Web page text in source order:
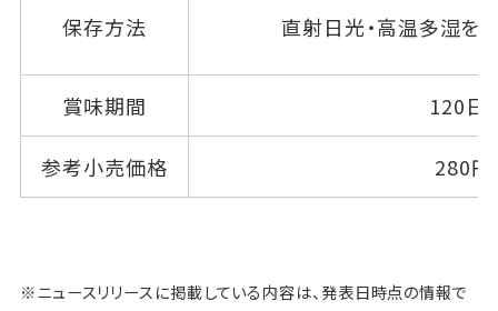
保存方法 直射日光・高温多湿を
賞味期間 120日
参考小売価格 280
※ニュースリリースに掲載している内容は、発表日時点の情報で